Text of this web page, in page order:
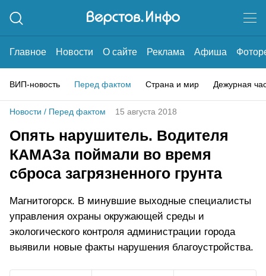
Главное Новости О сайте Реклама Афиша
ВИП-новость Перед фактом Страна и мир Дежурная
Новости / Перед фактом 15 августа 2018
Опять нарушитель. Водителя
КАМАЗа поймали во время
сброса загрязненного грунта
Магнитогорск. В минувшие выходные специалисты
управления охраны окружающей среды и
экологического контроля администрации города
выявили новые факты нарушения благоустройства.